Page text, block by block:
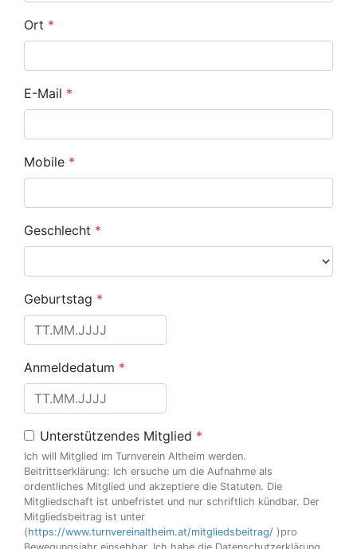
Ort *
E-Mail *
Mobile *
Geschlecht *
Geburtstag *
Anmeldedatum *
Unterstützendes Mitglied *
Ich will Mitglied im Turnverein Altheim werden.
Beitrittserklärung: Ich ersuche um die Aufnahme als
ordentliches Mitglied und akzeptiere die Statuten. Die
Mitgliedschaft ist unbefristet und nur schriftlich kündbar. Der
Mitgliedsbeitrag ist unter
(https://www.turnvereinaltheim.at/mitgliedsbeitrag/ )pro